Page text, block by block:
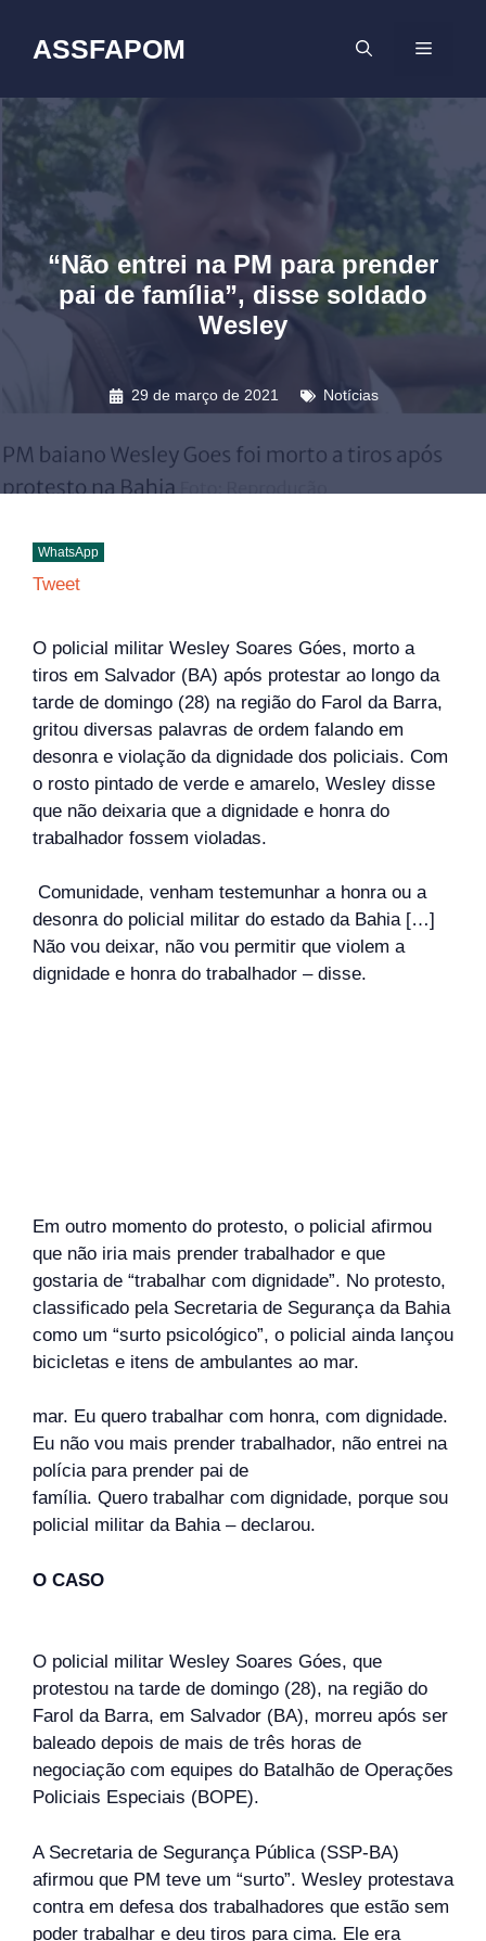
conteúdo
ASSFAPOM MENU
“Não entrei na PM para prender
pai de família”, disse soldado
Wesley
29 de março de 2021 Notícias
WhatsApp
Tweet
O policial militar Wesley Soares Góes, morto a
tiros em Salvador (BA) após protestar ao longo da
tarde de domingo (28) na região do Farol da Barra,
gritou diversas palavras de ordem falando em
desonra e violação da dignidade dos policiais. Com
o rosto pintado de verde e amarelo, Wesley disse
que não deixaria que a dignidade e honra do
trabalhador fossem violadas.
Comunidade, venham testemunhar a honra ou a
desonra do policial militar do estado da Bahia […]
Não vou deixar, não vou permitir que violem a
dignidade e honra do trabalhador – disse.
Em outro momento do protesto, o policial afirmou
que não iria mais prender trabalhador e que
gostaria de “trabalhar com dignidade”. No protesto,
classificado pela Secretaria de Segurança da Bahia
como um “surto psicológico”, o policial ainda lançou
bicicletas e itens de ambulantes ao mar.
mar. Eu quero trabalhar com honra, com dignidade.
Eu não vou mais prender trabalhador, não entrei na
polícia para prender pai de
família. Quero trabalhar com dignidade, porque sou
policial militar da Bahia – declarou.
O CASO
O policial militar Wesley Soares Góes, que
protestou na tarde de domingo (28), na região do
Farol da Barra, em Salvador (BA), morreu após ser
baleado depois de mais de três horas de
negociação com equipes do Batalhão de Operações
Policiais Especiais (BOPE).
A Secretaria de Segurança Pública (SSP-BA)
afirmou que PM teve um “surto”. Wesley protestava
contra em defesa dos trabalhadores que estão sem
poder trabalhar e deu tiros para cima. Ele era